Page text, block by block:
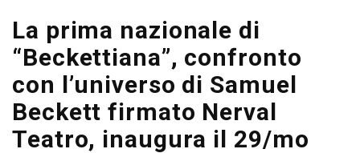
La prima nazionale di
“Beckettiana”, confronto
con l’universo di Samuel
Beckett firmato Nerval
Teatro, inaugura il 29/mo